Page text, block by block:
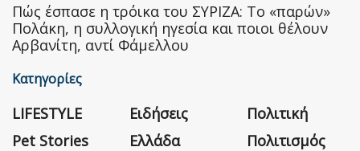
Πώς έσπασε η τρόικα του ΣΥΡΙΖΑ: Το «παρών»
Πολάκη, η συλλογική ηγεσία και ποιοι θέλουν
Αρβανίτη, αντί Φάμελλου
Κατηγορίες
LIFESTYLE
Pet Stories
Ειδήσεις
Ελλάδα
Πολιτική
Πολιτισμός